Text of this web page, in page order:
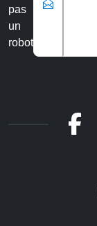
pas
un
robot